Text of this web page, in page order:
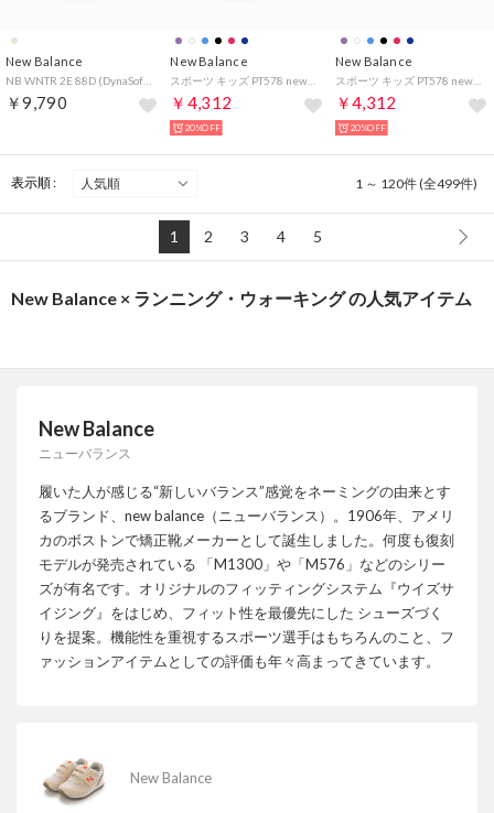
New Balance
￥9,790
New Balance
￥4,312
20%OFF
New Balance
スポーツ キッズ PT578 new balance 578 v1 スニーカー ランニング ベルクロ （ブラック）
￥4,312
20%OFF
表示順 : 1 ～ 120件 (全499件)
1 2 3 4 5
New Balance × ランニング・ウォーキング の人気アイテム
New Balance
ニューバランス
履いた人が感じる“新しいバランス”感覚をネーミングの由来とす
るブランド、new balance（ニューバランス）。1906年、アメリ
カのボストンで矯正靴メーカーとして誕生しました。何度も復刻
モデルが発売されている 「M1300」や「M576」などのシリー
ズが有名です。オリジナルのフィッティングシステム『ウイズサ
イジング』をはじめ、フィット性を最優先にした シューズづく
りを提案。機能性を重視するスポーツ選手はもちろんのこと、フ
ァッションアイテムとしての評価も年々高まってきています。
New Balance